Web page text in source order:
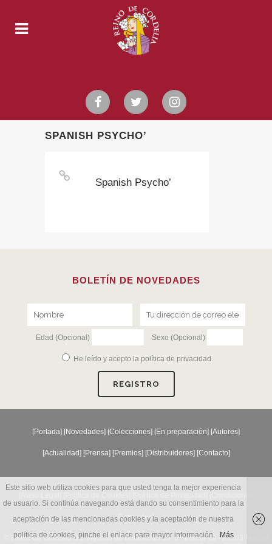
SPANISH PSYCHO’
Spanish Psycho’
BOLETÍN DE NOVEDADES
Edad (Opcional) Sexo (Opcional)
He leído y acepto la política de privacidad .
[Portada] [Novedades] [Colecciones] [En preparación] [Autores]
[Actualidad] [Prensa] [Premios] [Distribuidores] [Contacto]
Generales ]
© Reino de Cordelia S.L. Agustín de Betancourt 25, 6º, puerta 13 - 28003 Madrid
Este sitio web utiliza cookies para que usted tenga la mejor experiencia
de usuario. Si continúa navegando está dando su consentimiento para la
aceptación de las mencionadas cookies y la aceptación de nuestra
política de cookies, pinche el enlace para mayor información.
Más